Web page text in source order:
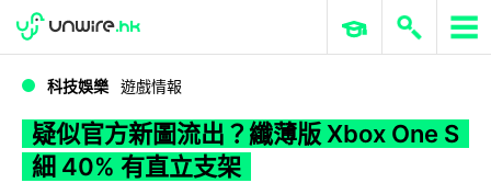
WWDC 2026 ERP 與商業 AI
科技娛樂 遊戲情報
疑似官方新圖流出？纖薄版 Xbox One S
細 40% 有直立支架